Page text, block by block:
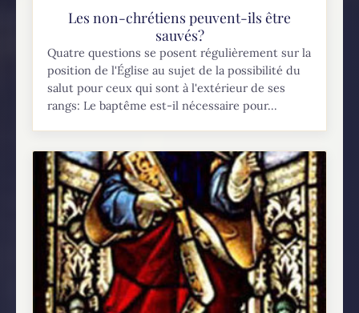
Les non-chrétiens peuvent-ils être
sauvés?
Quatre questions se posent régulièrement sur la
position de l'Église au sujet de la possibilité du
salut pour ceux qui sont à l'extérieur de ses
rangs: Le baptême est-il nécessaire pour...